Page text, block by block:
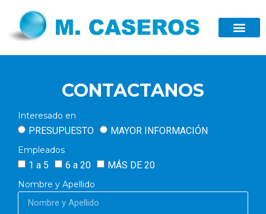
CONTACTANOS
Interesado en
PRESUPUESTO MAYOR INFORMACIÓN
Empleados
1 a 5 6 a 20 MÁS DE 20
Nombre y Apellido